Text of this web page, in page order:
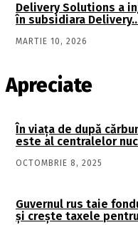
Delivery Solutions a
în subsidiara
MARTIE 10, 2026
Apreciate
În viaţa de după
este al centralelor
OCTOMBRIE 8, 2025
Guvernul rus taie
și crește taxele